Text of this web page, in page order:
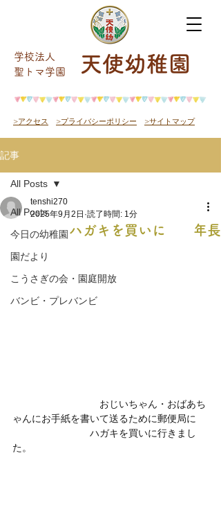
天使幼稚園
学校法人
​聖トマ学園
>アクセス >プライバシーポリシー >サイトマップ
記事
All Posts
今日の幼稚園
園だより
こうさぎの会・園庭開放
バンビ・プレバンビ
All Posts
ハガキを買いに 年長
tenshi270
2025年9月2日 読了時間: 1分
おじいちゃん・おばあち
ゃんにお手紙を書いて送るために郵便局に
ハガキを買いに行きまし
た。